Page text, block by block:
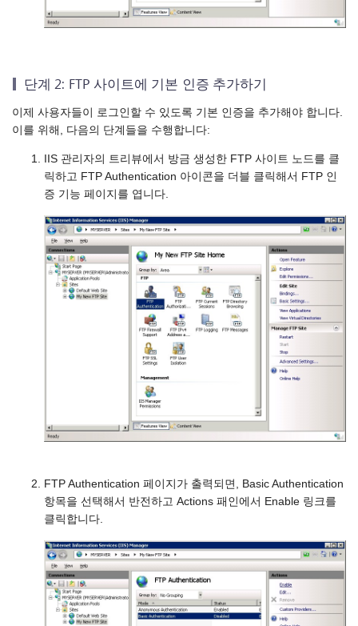
단계 2: FTP 사이트에 기본 인증 추가하기
이제 사용자들이 로그인할 수 있도록 기본 인증을 추가해야 합니다.
이를 위해, 다음의 단계들을 수행합니다:
IIS 관리자의 트리뷰에서 방금 생성한 FTP 사이트 노드를 클
릭하고 FTP Authentication 아이콘을 더블 클릭해서 FTP 인
증 기능 페이지를 엽니다.
FTP Authentication 페이지가 출력되면, Basic Authentication
항목을 선택해서 반전하고 Actions 패인에서 Enable 링크를
클릭합니다.